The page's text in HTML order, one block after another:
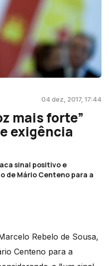
04 dez, 2017, 17:44
mais forte”
exigência
sinal positivo e
de Mário Centeno para a
Rebelo de Sousa,
Centeno para a